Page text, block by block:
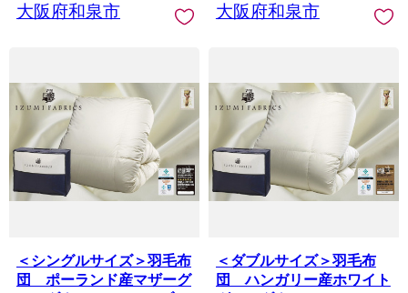
大阪府和泉市
大阪府和泉市
＜シングルサイズ＞羽毛布
団 ポーランド産マザーグ
＜ダブルサイズ＞羽毛布
団 ハンガリー産ホワイト